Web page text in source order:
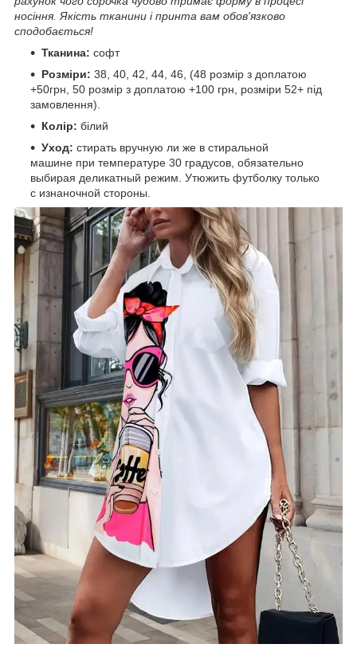
носіння. Якість тканини і принта вам обов'язково
сподобається!
Тканина: софт
Розміри: 38, 40, 42, 44, 46, (48 розмір з доплатою
+50грн, 50 розмір з доплатою +100 грн, розміри 52+ під
замовлення).
Колір: білий
Уход: стирать вручную ли же в стиральной
машине при температуре 30 градусов, обязательно
выбирая деликатный режим. Утюжить футболку только
с изнаночной стороны.